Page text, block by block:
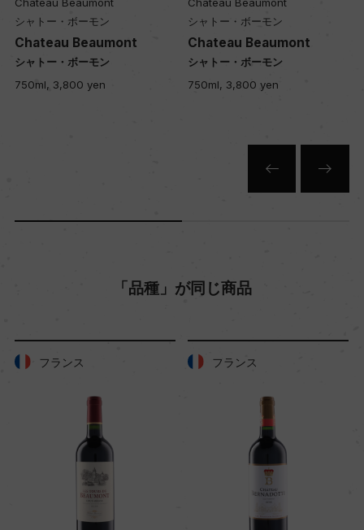
入数
12
ー
シャトー・ボーモン
Chateau Beaumont
シャトー・ボーモン
750ml, 3,800 yen
シャトー・ボーモン
Chateau Beaumont
シャトー・ボーモン ハーフ
375ml, 2,300 yen
「品種」が同じ商品
フランス フランス